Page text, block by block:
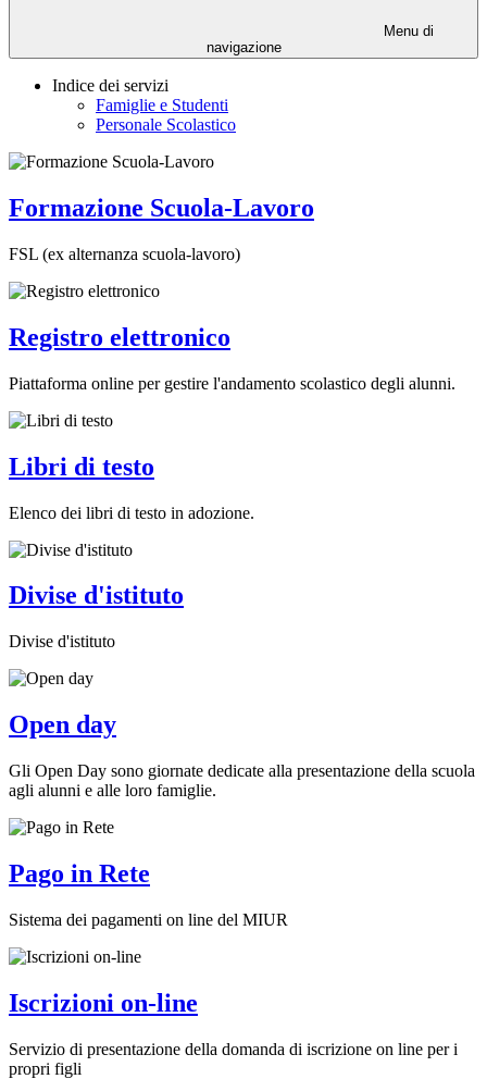
Menu di
navigazione
Indice dei servizi
Famiglie e Studenti
Personale Scolastico
Formazione Scuola-Lavoro
FSL (ex alternanza scuola-lavoro)
Registro elettronico
Piattaforma online per gestire l'andamento scolastico degli alunni.
Libri di testo
Elenco dei libri di testo in adozione.
Divise d'istituto
Divise d'istituto
Open day
Gli Open Day sono giornate dedicate alla presentazione della scuola
agli alunni e alle loro famiglie.
Pago in Rete
Sistema dei pagamenti on line del MIUR
Iscrizioni on-line
Servizio di presentazione della domanda di iscrizione on line per i
propri figli